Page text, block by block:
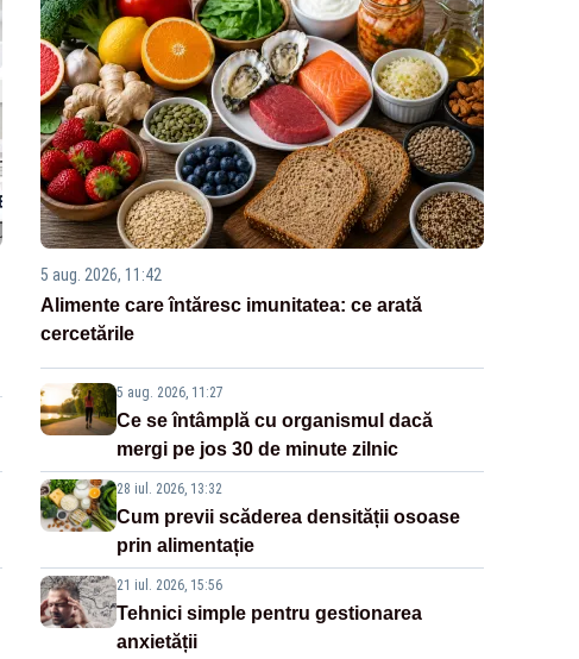
5 aug. 2026, 11:42
Alimente care întăresc imunitatea: ce arată
cercetările
5 aug. 2026, 11:27
Ce se întâmplă cu organismul dacă
mergi pe jos 30 de minute zilnic
28 iul. 2026, 13:32
Cum previi scăderea densității osoase
prin alimentație
21 iul. 2026, 15:56
Tehnici simple pentru gestionarea
anxietății